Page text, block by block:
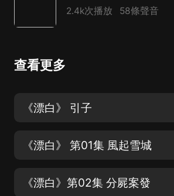
2.4k次播放 58條聲音
查看更多
《漂白》 引子
《漂白》 第01集 風起雪城
《漂白》第02集 分屍案發